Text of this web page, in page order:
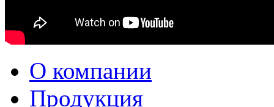
О компании
Продукция